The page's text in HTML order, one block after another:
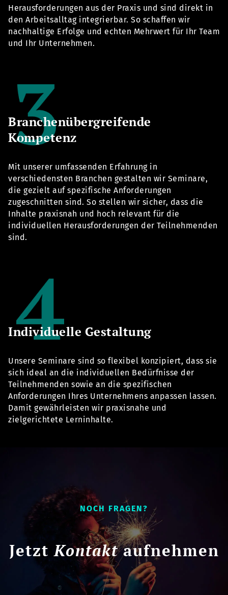
Herausforderungen aus der Praxis und sind direkt in
den Arbeitsalltag integrierbar. So schaffen wir
nachhaltige Erfolge und echten Mehrwert für Ihr Team
und Ihr Unternehmen.
Branchenübergreifende
Kompetenz
Mit unserer umfassenden Erfahrung in
verschiedensten Branchen gestalten wir Seminare,
die gezielt auf spezifische Anforderungen
zugeschnitten sind. So stellen wir sicher, dass die
Inhalte praxisnah und hoch relevant für die
individuellen Herausforderungen der Teilnehmenden
sind.
Individuelle Gestaltung
Unsere Seminare sind so flexibel konzipiert, dass sie
sich ideal an die individuellen Bedürfnisse der
Teilnehmenden sowie an die spezifischen
Anforderungen Ihres Unternehmens anpassen lassen.
Damit gewährleisten wir praxisnahe und
zielgerichtete Lerninhalte.
NOCH FRAGEN?
JetztKontaktaufnehmen